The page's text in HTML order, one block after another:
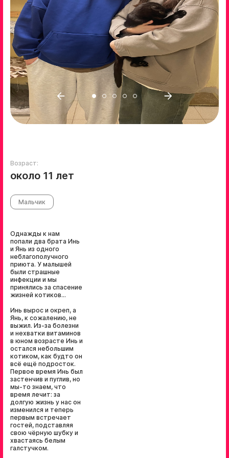
Возраст:
около 11 лет
Мальчик
Однажды к нам
попали два брата Инь
и Янь из одного
неблагополучного
приюта. У малышей
были страшные
инфекции и мы
принялись за спасение
жизней котиков...
Инь вырос и окреп, а
Янь, к сожалению, не
выжил. Из-за болезни
и нехватки витаминов
в юном возрасте Инь и
остался небольшим
котиком, как будто он
всё ещё подросток.
Первое время Инь был
застенчив и пуглив, но
мы-то знаем, что
время лечит: за
долгую жизнь у нас он
изменился и теперь
первым встречает
гостей, подставляя
свою чёрную шубку и
хвастаясь белым
галстучком.